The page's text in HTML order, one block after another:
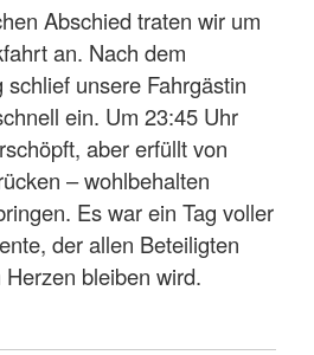
Abschied traten wir um
an. Nach dem
schlief unsere Fahrgästin
ein. Um 23:45 Uhr
aber erfüllt von
– wohlbehalten
Es war ein Tag voller
der allen Beteiligten
bleiben wird.